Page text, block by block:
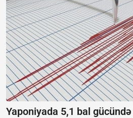
Yaponiyada 5,1 bal